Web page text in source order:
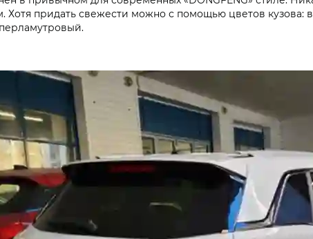
придать свежести можно с помощью цветов кузова: